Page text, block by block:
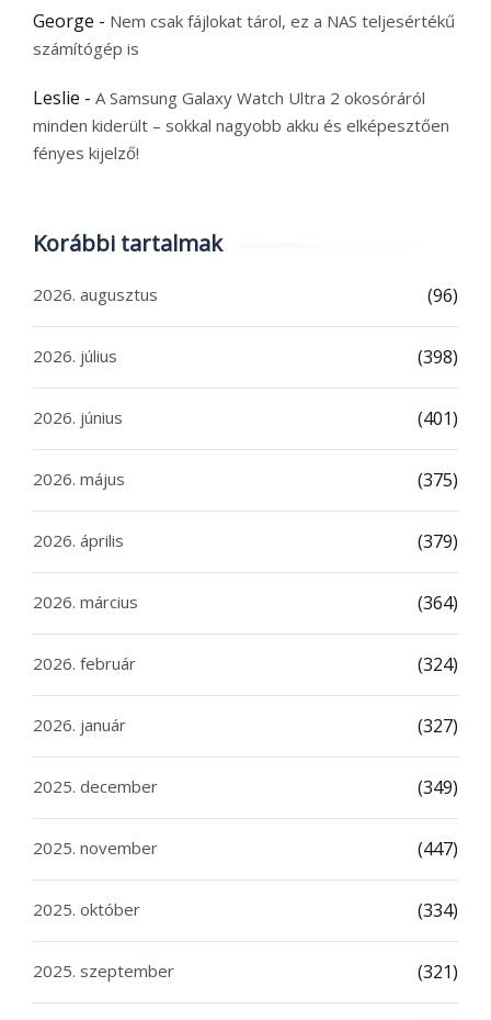
George - Nem csak fájlokat tárol, ez a NAS teljesértékű
számítógép is
Leslie - A Samsung Galaxy Watch Ultra 2 okosóráról
minden kiderült – sokkal nagyobb akku és elképesztően
fényes kijelző!
Korábbi tartalmak
2026. augusztus (96)
2026. július (398)
2026. június (401)
2026. május (375)
2026. április (379)
2026. március (364)
2026. február (324)
2026. január (327)
2025. december (349)
2025. november (447)
2025. október (334)
2025. szeptember (321)